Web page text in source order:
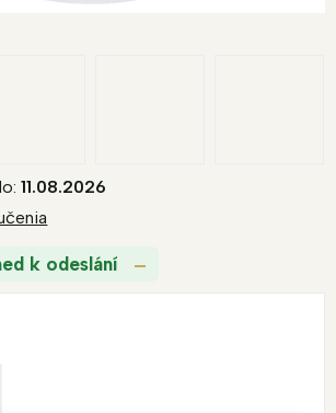
k odeslání
11.08.2026